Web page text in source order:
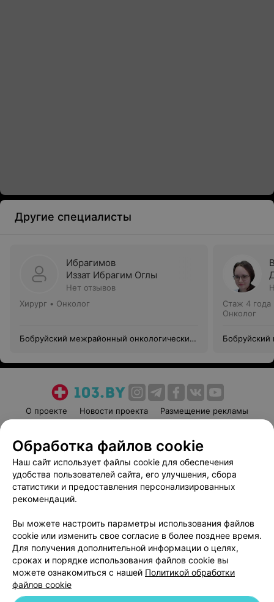
Другие специалисты
Ибрагимов
Иззат Ибрагим Оглы
Нет отзывов
Хирург • Онколог
Бобруйский межрайонный онкологический
Стаж 4 года
Онколог
О проекте Новости проекта
Размещение рекламы
Пользовательское соглашение
Способы оплаты
Вакансии
Партнеры
Написать руководителю 103.by
Обработка персональных данных
Обработка файлов cookie
Наш сайт использует файлы cookie для обеспечения
удобства пользователей сайта, его улучшения, сбора
статистики и предоставления персонализированных
рекомендаций.
Вы можете настроить параметры использования файлов
cookie или изменить свое согласие в более позднее время.
Для получения дополнительной информации о целях,
сроках и порядке использования файлов cookie вы
можете ознакомиться с нашей Политикой обработки
файлов cookie